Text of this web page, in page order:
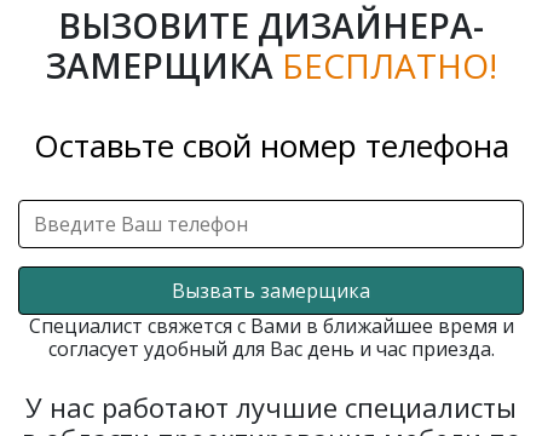
ВЫЗОВИТЕ ДИЗАЙНЕРА-
ЗАМЕРЩИКА БЕСПЛАТНО!
Оставьте свой номер телефона
Вызвать замерщика
Специалист свяжется с Вами в ближайшее время и
согласует удобный для Вас день и час приезда.
У нас работают лучшие специалисты